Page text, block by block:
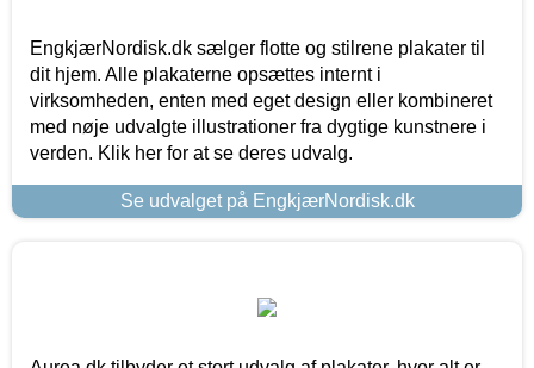
EngkjærNordisk.dk sælger flotte og stilrene plakater til
dit hjem. Alle plakaterne opsættes internt i
virksomheden, enten med eget design eller kombineret
med nøje udvalgte illustrationer fra dygtige kunstnere i
verden. Klik her for at se deres udvalg.
Se udvalget på EngkjærNordisk.dk